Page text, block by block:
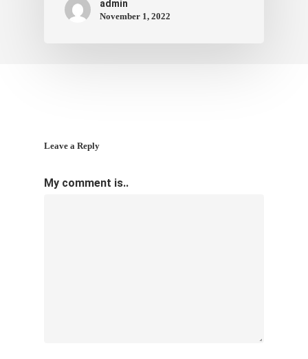
admin
November 1, 2022
Leave a Reply
My comment is..